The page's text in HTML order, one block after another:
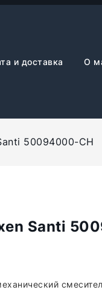
и доставка О
50094000-CH
Santi